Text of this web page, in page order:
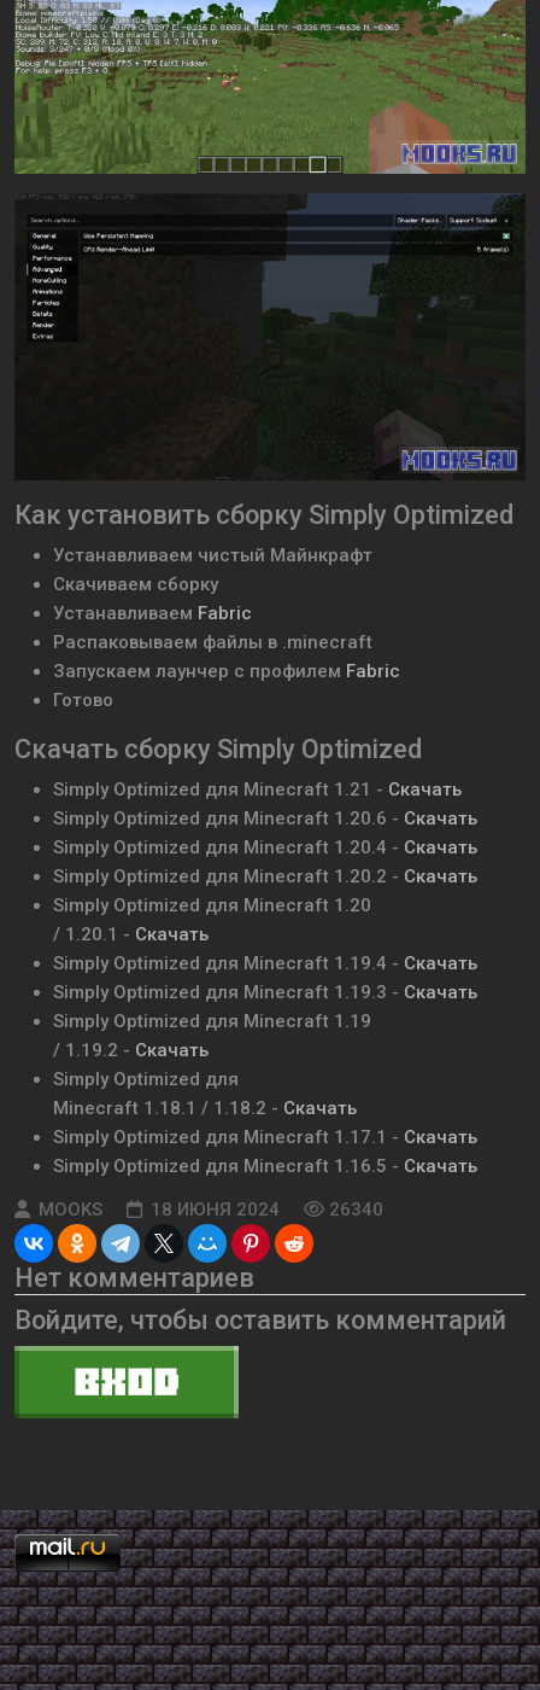
Как установить сборку Simply Optimized
Устанавливаем чистый Майнкрафт
Скачиваем сборку
Устанавливаем Fabric
Распаковываем файлы в .minecraft
Запускаем лаунчер с профилем Fabric
Готово
Скачать сборку Simply Optimized
Simply Optimized для Minecraft 1.21 - Скачать
Simply Optimized для Minecraft 1.20.6 - Скачать
Simply Optimized для Minecraft 1.20.4 - Скачать
Simply Optimized для Minecraft 1.20.2 - Скачать
Simply Optimized для Minecraft 1.20
/ 1.20.1 - Скачать
Simply Optimized для Minecraft 1.19.4 - Скачать
Simply Optimized для Minecraft 1.19.3 - Скачать
Simply Optimized для Minecraft 1.19
/ 1.19.2 - Скачать
Simply Optimized для
Minecraft 1.18.1 / 1.18.2 - Скачать
Simply Optimized для Minecraft 1.17.1 - Скачать
Simply Optimized для Minecraft 1.16.5 - Скачать
MOOKS
18 ИЮНЯ 2024 26340
Нет комментариев
Войдите, чтобы оставить комментарий